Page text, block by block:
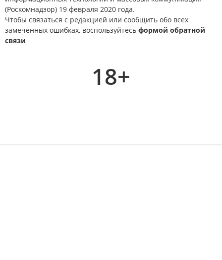
(Роскомнадзор) 19 февраля 2020 года.
Чтобы связаться с редакцией или сообщить обо всех
замеченных ошибках, воспользуйтесь формой обратной
связи
18+